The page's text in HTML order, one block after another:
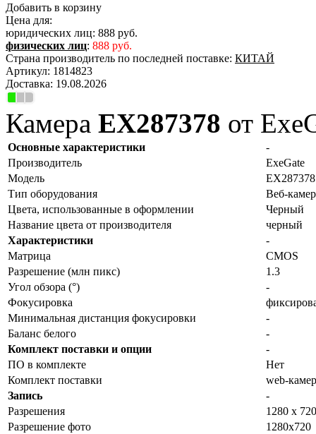
Добавить в корзину
Цена для:
юридических лиц: 888 руб.
физических лиц: 888 руб.
Страна производитель по последней поставке: КИТАЙ
Артикул: 1814823
Доставка: 19.08.2026
Камера EX287378 от
Основные характеристики
-
Производитель
ExeGate
Модель
EX287378
Тип оборудования
Веб-
Цвета, использованные в оформлении
Черный
Название цвета от производителя
черный
Характеристики
-
Матрица
CMOS
Разрешение (млн пикс)
1.3
Угол обзора (°)
-
Фокусировка
Минимальная дистанция фокусировки
-
Баланс белого
-
Комплект поставки и опции
-
ПО в комплекте
Нет
Комплект поставки
web-
Запись
-
Разрешения
1280 x 720
Разрешение фото
1280x720